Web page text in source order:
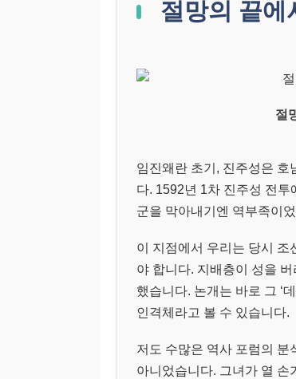
절망의 끝에
절
임진왜란 초기, 진주성은 호
다. 1592년 1차 진주성 전투
군을 막아내기엔 역부족이
이 지점에서 우리는 당시 조
야 합니다. 지배층이 성을
했습니다. 논개는 바로 그 ‘
인격체라고 볼 수 있습니다.
저도 수많은 역사 포럼의 분
아니었습니다. 그녀가 열 손